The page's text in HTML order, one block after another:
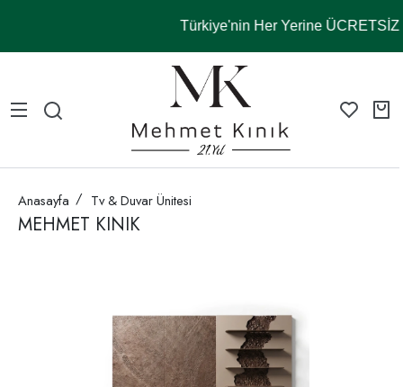
Türkiye'nin Her Yerine ÜCRETSİZ
Anasayfa Tv & Duvar Ünitesi
MEHMET KINIK